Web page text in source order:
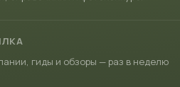
гиды и обзоры — раз в неделю